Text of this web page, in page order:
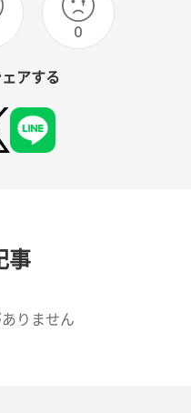
0
アする
事
りません